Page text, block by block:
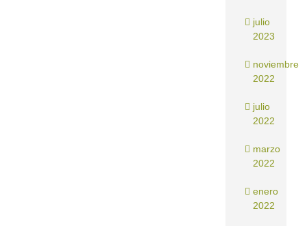
julio
2023
noviembre
2022
julio
2022
marzo
2022
enero
2022